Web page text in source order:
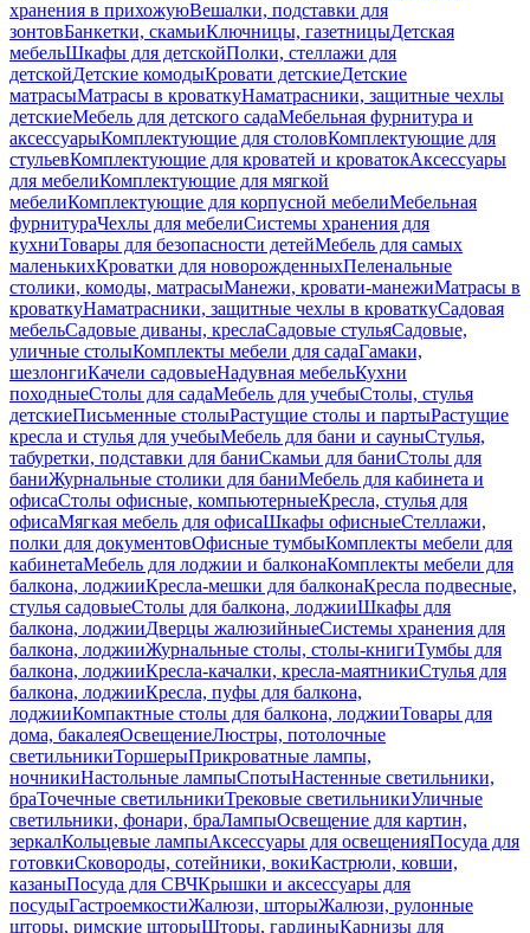
хранения в прихожуюВешалки, подставки для
зонтовБанкетки, скамьиКлючницы, газетницыДетская
мебельШкафы для детскойПолки, стеллажи для
детскойДетские комодыКровати детскиеДетские
матрасыМатрасы в кроваткуНаматрасники, защитные чехлы
детскиеМебель для детского садаМебельная фурнитура и
аксессуарыКомплектующие для столовКомплектующие для
стульевКомплектующие для кроватей и кроватокАксессуары
для мебелиКомплектующие для мягкой
мебелиКомплектующие для корпусной мебелиМебельная
фурнитураЧехлы для мебелиСистемы хранения для
кухниТовары для безопасности детейМебель для самых
маленькихКроватки для новорожденныхПеленальные
столики, комоды, матрасыМанежи, кровати-манежиМатрасы в
кроваткуНаматрасники, защитные чехлы в кроваткуСадовая
мебельСадовые диваны, креслаСадовые стульяСадовые,
уличные столыКомплекты мебели для садаГамаки,
шезлонгиКачели садовыеНадувная мебельКухни
походныеСтолы для садаМебель для учебыСтолы, стулья
детскиеПисьменные столыРастущие столы и партыРастущие
кресла и стулья для учебыМебель для бани и сауныСтулья,
табуретки, подставки для баниСкамьи для баниСтолы для
баниЖурнальные столики для баниМебель для кабинета и
офисаСтолы офисные, компьютерныеКресла, стулья для
офисаМягкая мебель для офисаШкафы офисныеСтеллажи,
полки для документовОфисные тумбыКомплекты мебели для
кабинетаМебель для лоджии и балконаКомплекты мебели для
балкона, лоджииКресла-мешки для балконаКресла подвесные,
стулья садовыеСтолы для балкона, лоджииШкафы для
балкона, лоджииДверцы жалюзийныеСистемы хранения для
балкона, лоджииЖурнальные столы, столы-книгиТумбы для
балкона, лоджииКресла-качалки, кресла-маятникиСтулья для
балкона, лоджииКресла, пуфы для балкона,
лоджииКомпактные столы для балкона, лоджииТовары для
дома, бакалеяОсвещениеЛюстры, потолочные
светильникиТоршерыПрикроватные лампы,
ночникиНастольные лампыСпотыНастенные светильники,
браТочечные светильникиТрековые светильникиУличные
светильники, фонари, браЛампыОсвещение для картин,
зеркалКольцевые лампыАксессуары для освещенияПосуда для
готовкиСковороды, сотейники, вокиКастрюли, ковши,
казаныПосуда для СВЧКрышки и аксессуары для
посудыГастроемкостиЖалюзи, шторыЖалюзи, рулонные
шторы, римские шторыШторы, гардиныКарнизы для